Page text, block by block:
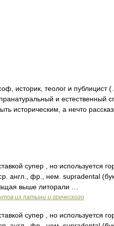
историк, теолог и публицист
и естественный
историческим, а нечто
супер , но используется
англ., фр., нем. supradental
выше литорали …
из латыни и греческого
супер , но используется